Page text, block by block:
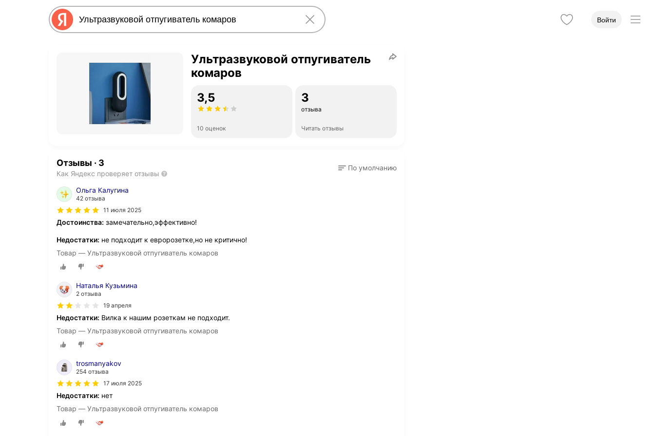
Войти
Ультразвуковой отпугиватель
комаров
3,5
10 оценок
3
отзыва
Читать отзывы
Отзывы · 3
Как Яндекс проверяет отзывы
По умолчанию
Ольга Калугина
42 отзыва
11 июля 2025
Достоинства: замечательно,эффективно!
Недостатки: не подходит к евророзетке,но не критично!
Товар — Ультразвуковой отпугиватель комаров
Наталья Кузьмина
2 отзыва
19 апреля
Недостатки: Вилка к нашим розеткам не подходит.
Товар — Ультразвуковой отпугиватель комаров
trosmanyakov
254 отзыва
17 июля 2025
Недостатки: нет
Товар — Ультразвуковой отпугиватель комаров